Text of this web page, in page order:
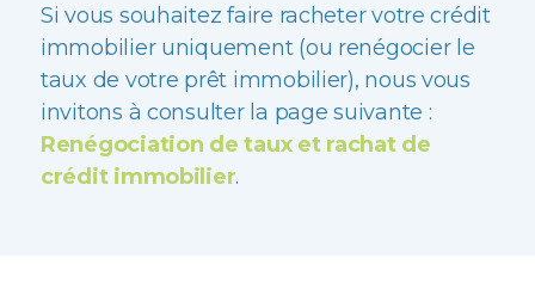
Si vous souhaitez faire racheter votre crédit
immobilier uniquement (ou renégocier le
taux de votre prêt immobilier), nous vous
invitons à consulter la page suivante :
Renégociation de taux et rachat de
crédit immobilier.